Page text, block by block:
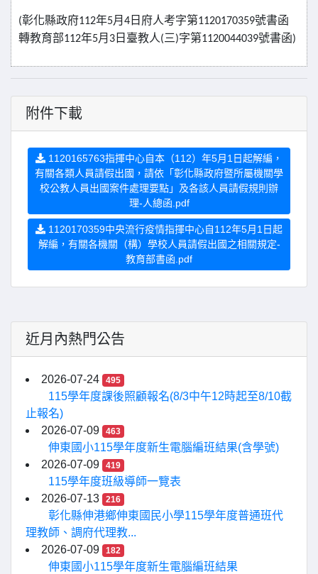
(彰化縣政府112年5月 4 日府人考字第1120170359號書函
轉教育部112年5月 3 日臺教人(三)字第1120044039號書函)
附件下載
1120165763指揮中心自本（112）年5月1日起解編，
有關各類人員請假出國，請依「彰化縣政府暨所屬機關學
校公教人員出國案件處理要點」及各該人員請假規則辦
理-人總函.pdf
1120170359中央流行疫情指揮中心自112年5月1日起
解編，有關各機關（構）學校人員請假出國之相關規定-
教育部書函.pdf
近月內熱門公告
2026-07-24 495
115學年度課後照顧報名(8/3中午12時起至8/10截
止報名)
2026-07-09
463
伸東國小115學年度新生電腦編班結果(含學號)
2026-07-09
419
115學年度班級導師一覽表
2026-07-13
216
彰化縣伸港鄉伸東國民小學115學年度普通班代
理教師、調府代理教...
2026-07-09
182
伸東國小115學年度新生電腦編班結果